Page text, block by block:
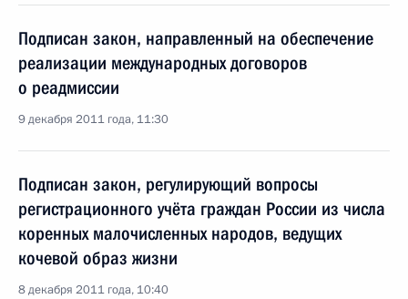
Подписан закон, направленный на обеспечение
реализации международных договоров
о реадмиссии
9 декабря 2011 года, 11:30
Подписан закон, регулирующий вопросы
регистрационного учёта граждан России из числа
коренных малочисленных народов, ведущих
кочевой образ жизни
8 декабря 2011 года, 10:40